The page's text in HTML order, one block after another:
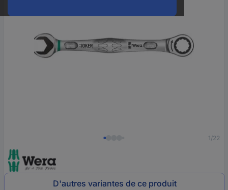
1/22
D'autres variantes de ce produit